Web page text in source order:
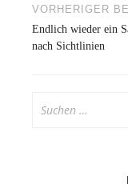
VORHERIGER
Endlich wieder ein
nach Sichtlinien
nach: